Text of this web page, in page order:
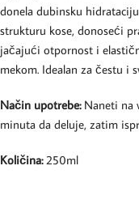
donela dubinsku
strukturu kose, donoseći
jačajući otpornost i
mekom. Idealan za čestu i
Način upotrebe: Naneti na
minuta da deluje, zatim
Količina:250ml